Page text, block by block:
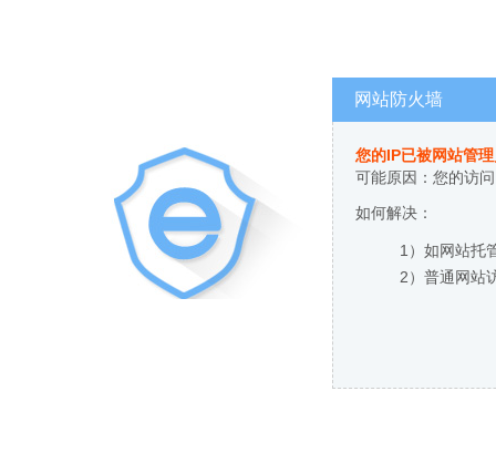
网站防火墙
您的IP已被网站管
可能原因：您的访
如何解决：
1）如网站托
2）普通网站